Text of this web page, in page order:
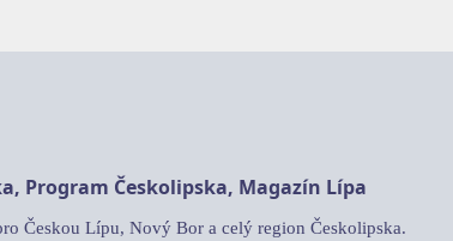
Program Českolipska, Magazín Lípa
Českou Lípu, Nový Bor a celý region Českolipska.